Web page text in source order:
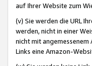
auf Ihrer Website zum
(v) Sie werden die URL
werden, nicht in einer
nicht mit
Links eine Amazon-